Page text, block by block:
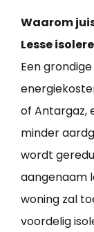
Waarom
Lesse
Een
of Antargaz,
minder
wordt
aangenaam
woning zal
voordelig